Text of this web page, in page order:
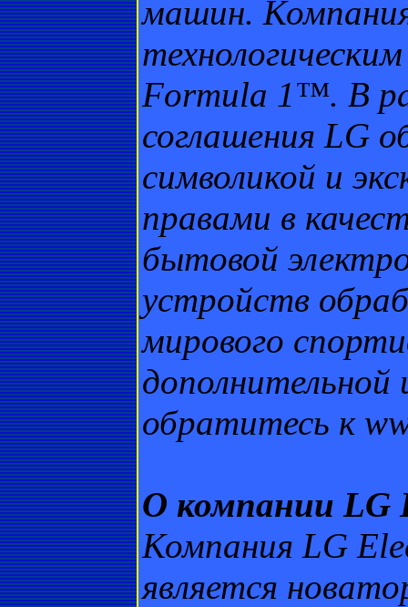
машин.
Formula 1™. В
соглашения LG
символикой и
правами в
бытовой
устройств
мирового
обратитесь к
О компании LG
Компания LG
является